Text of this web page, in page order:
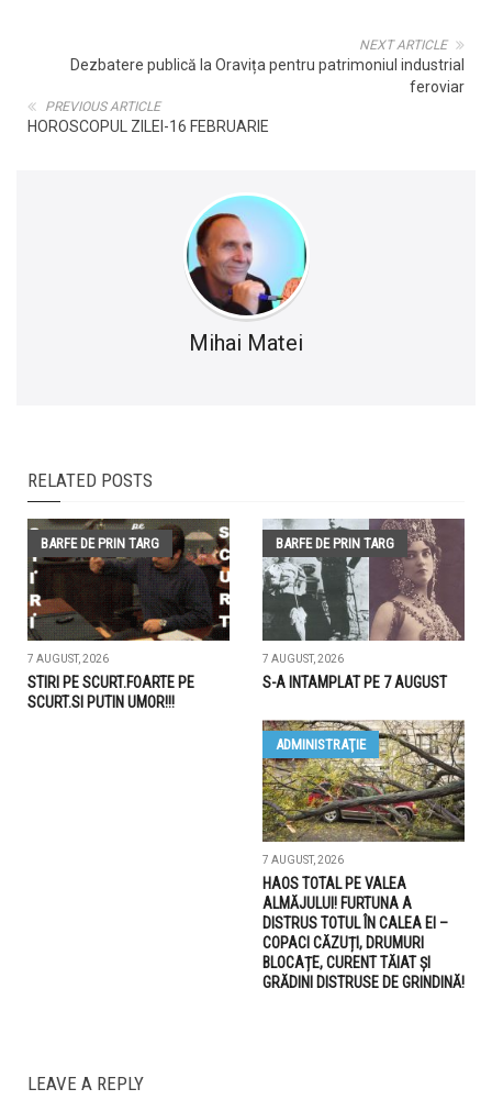
NEXT ARTICLE
Dezbatere publică la Oravița pentru patrimoniul industrial
feroviar
PREVIOUS ARTICLE
HOROSCOPUL ZILEI-16 FEBRUARIE
Mihai Matei
RELATED POSTS
BARFE DE PRIN TARG
7 AUGUST, 2026
STIRI PE SCURT.FOARTE PE
SCURT.SI PUTIN UMOR!!!
BARFE DE PRIN TARG
7 AUGUST, 2026
S-A INTAMPLAT PE 7 AUGUST
ADMINISTRAŢIE
7 AUGUST, 2026
HAOS TOTAL PE VALEA
ALMĂJULUI! FURTUNA A
DISTRUS TOTUL ÎN CALEA EI –
COPACI CĂZUȚI, DRUMURI
BLOCAȚE, CURENT TĂIAT ȘI
GRĂDINI DISTRUSE DE GRINDINĂ!
LEAVE A REPLY